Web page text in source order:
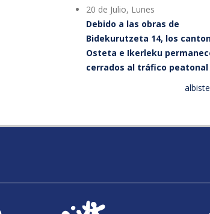
20 de Julio, Lunes
Debido a las obras de
Bidekurutzeta 14, los
Osteta e Ikerleku
cerrados al tráfico peatonal